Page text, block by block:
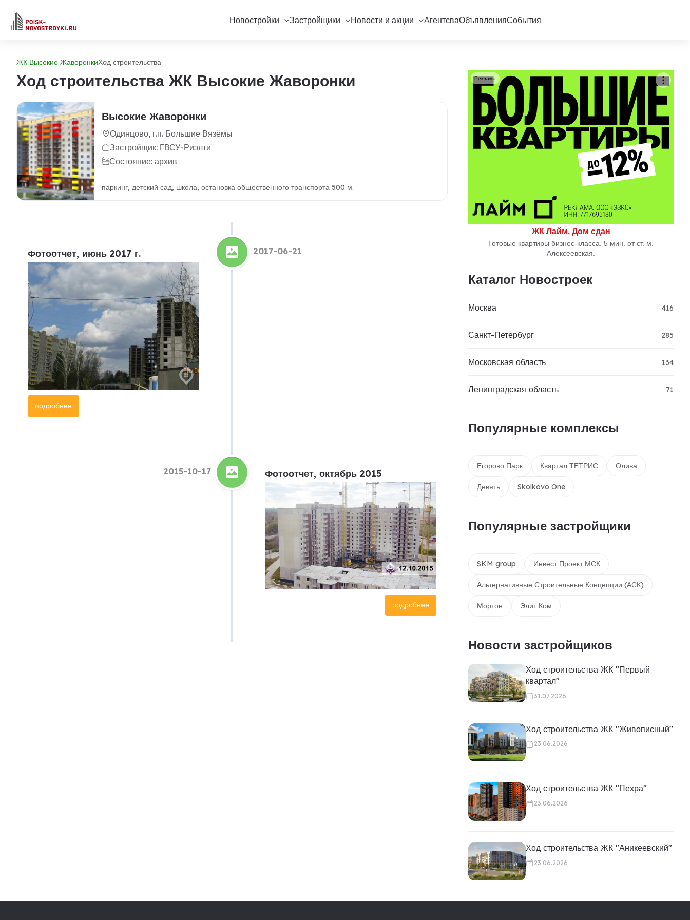
Новостройки Застройщики Новости и акции АгентсваОбъявленияСобытия
ЖК Высокие ЖаворонкиХод строительства
Ход строительства ЖК Высокие Жаворонки
Высокие Жаворонки
Одинцово, г.п. Большие Вязёмы
Застройщик: ГВСУ-Риэлти
Состояние: архив
паркинг, детский сад, школа, остановка общественного транспорта 500 м.
Фотоотчет, июнь 2017 г.
подробнее
2017-06-21
Фотоотчет, октябрь 2015
подробнее
2015-10-17
ЖК Лайм. Дом сдан
Готовые квартиры бизнес-класса. 5 мин. от ст. м.
Алексеевская.
Реклама
Каталог Новостроек
Москва 416
Санкт-Петербург 285
Московская область 134
Ленинградская область 71
Популярные комплексы
Егорово Парк Квартал ТЕТРИС Олива
Девять Skolkovo One
Популярные застройщики
SKM group Инвест Проект МСК
Альтернативные Строительные Концепции (АСК)
Мортон Элит Ком
Новости застройщиков
Ход строительства ЖК "Первый
квартал"
31.07.2026
Ход строительства ЖК "Живописный"
23.06.2026
Ход строительства ЖК "Пехра"
23.06.2026
Ход строительства ЖК "Аникеевский"
23.06.2026